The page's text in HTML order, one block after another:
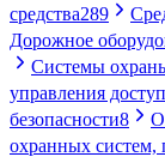
средства289
Дорожное
Системы
управления
безопасности8
охранных